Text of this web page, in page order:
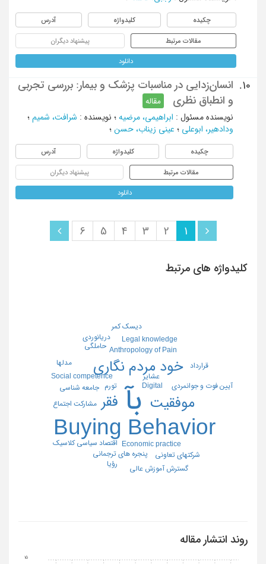
چکیده کلیدواژه آدرس
مقالات مرتبط پیشنهاد دیگران
دانلود
10.
انسان‌زدایی در مناسبات پزشک و بیمار: بررسی تجربی
و انطباق نظری
مقاله
نویسنده مسئول : ابراهیمی، مرضیه ؛ نویسنده : شرافت، شمیم ؛
ودادهیر، ابوعلی ؛ عینی زیناب، حسن ؛
چکیده کلیدواژه آدرس
مقالات مرتبط پیشنهاد دیگران
دانلود
1
2
3
4
5
6
کلیدواژه های مرتبط
بآ
Buying Behavior
خود مردم نگاری
فقر موفقیت
Anthropology of Pain
Digital
Economic practice
Legal knowledge
Social competence
آیین فوت و جوانمردی
پنجره های ترجمانی
جامعه شناسی
عشایر
مشارکت اجتماع
اقتصاد سیاسی کلاسیک
تورم
حاملگی
دریانوردی
دیسک کمر
رؤیا
شرکتهای تعاونی
قرارداد
گسترش آموزش عالی
مدلها
روند انتشار مقاله
15